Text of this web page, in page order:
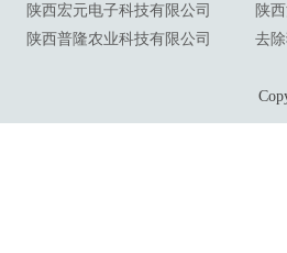
陕西宏元电子科技有限公司
陕
陕西普隆农业科技有限公司 去